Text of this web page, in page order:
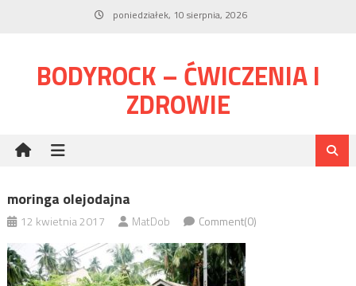
poniedziałek, 10 sierpnia, 2026
BODYROCK – ĆWICZENIA I
ZDROWIE
moringa olejodajna
12 kwietnia 2017 MatDob Comment(0)